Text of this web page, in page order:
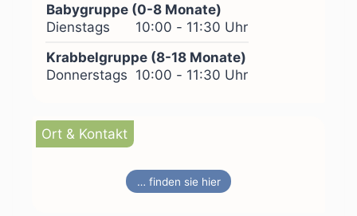
Babygruppe (0-8 Monate)
Dienstags
10:00 - 11:30 Uhr
Krabbelgruppe (8-18 Monate)
Donnerstags 10:00 - 11:30 Uhr
Ort & Kontakt
… finden sie hier